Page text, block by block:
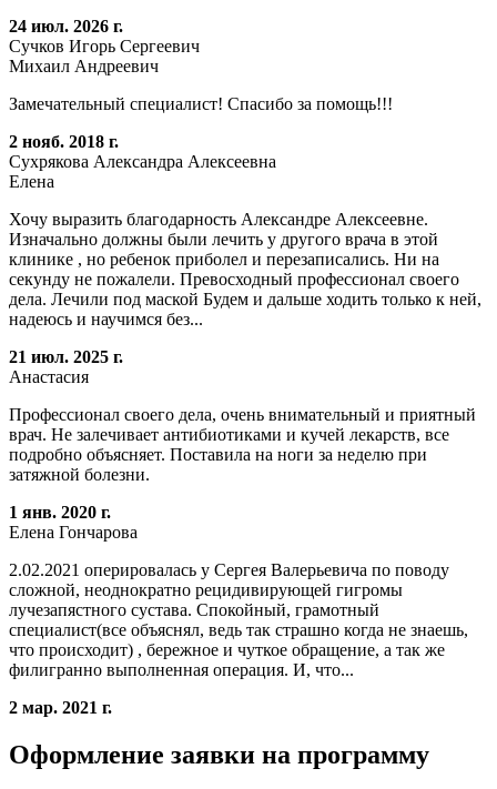
24 июл. 2026 г.
Сучков Игорь Сергеевич
Михаил Андреевич
Замечательный специалист! Спасибо за помощь!!!
2 нояб. 2018 г.
Сухрякова Александра Алексеевна
Елена
Хочу выразить благодарность Александре Алексеевне.
Изначально должны были лечить у другого врача в этой
клинике , но ребенок приболел и перезаписались. Ни на
секунду не пожалели. Превосходный профессионал своего
дела. Лечили под маской Будем и дальше ходить только к ней,
надеюсь и научимся без...
21 июл. 2025 г.
Анастасия
Профессионал своего дела, очень внимательный и приятный
врач. Не залечивает антибиотиками и кучей лекарств, все
подробно объясняет. Поставила на ноги за неделю при
затяжной болезни.
1 янв. 2020 г.
Елена Гончарова
2.02.2021 оперировалась у Сергея Валерьевича по поводу
сложной, неоднократно рецидивирующей гигромы
лучезапястного сустава. Спокойный, грамотный
специалист(все объяснял, ведь так страшно когда не знаешь,
что происходит) , бережное и чуткое обращение, а так же
филигранно выполненная операция. И, что...
2 мар. 2021 г.
Оформление заявки на программу